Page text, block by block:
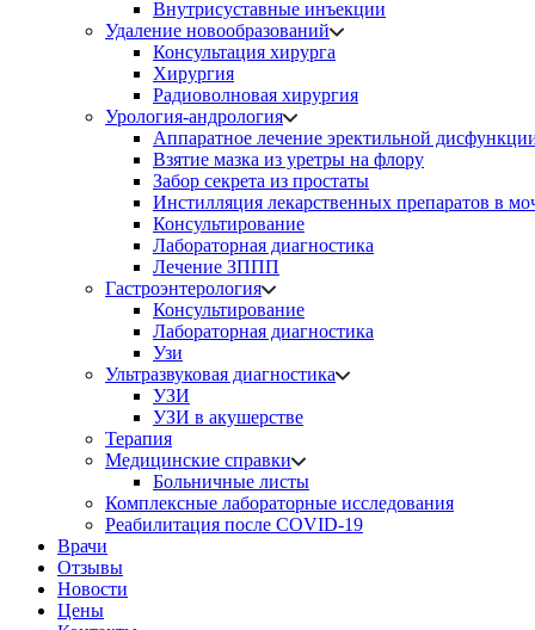
Внутрисуставные инъекции
Удаление новообразований
Консультация хирурга
Хирургия
Радиоволновая хирургия
Урология-андрология
Аппаратное лечение эректильной
Взятие мазка из уретры на флору
Забор секрета из простаты
Инстилляция лекарственных препаратов в
Консультирование
Лабораторная диагностика
Лечение ЗППП
Гастроэнтерология
Консультирование
Лабораторная диагностика
Узи
Ультразвуковая диагностика
УЗИ
УЗИ в акушерстве
Терапия
Медицинские справки
Больничные листы
Комплексные лабораторные исследования
Реабилитация после COVID-19
Врачи
Отзывы
Новости
Цены